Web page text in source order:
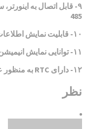
485
۱۰- قابلیت نمایش اطلاعات به صورت منحنی یا نمودار
۱۱- توانایی نمایش انیمیشن
۱۲- دارای RTC به منظور عملکرد در تاریخ و ساعت معین
نظر